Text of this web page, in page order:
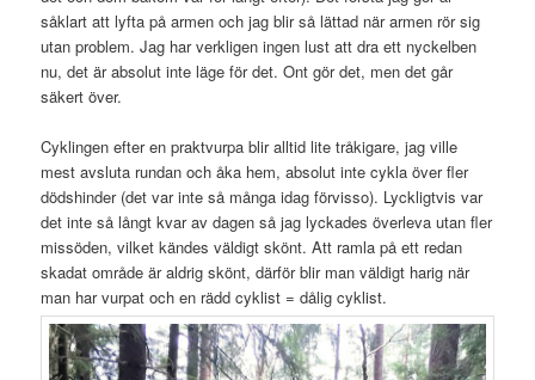
såklart att lyfta på armen och jag blir så lättad när armen rör sig
utan problem. Jag har verkligen ingen lust att dra ett nyckelben
nu, det är absolut inte läge för det. Ont gör det, men det går
säkert över.
Cyklingen efter en praktvurpa blir alltid lite tråkigare, jag ville
mest avsluta rundan och åka hem, absolut inte cykla över fler
dödshinder (det var inte så många idag förvisso). Lyckligtvis var
det inte så långt kvar av dagen så jag lyckades överleva utan fler
missöden, vilket kändes väldigt skönt. Att ramla på ett redan
skadat område är aldrig skönt, därför blir man väldigt harig när
man har vurpat och en rädd cyklist = dålig cyklist.